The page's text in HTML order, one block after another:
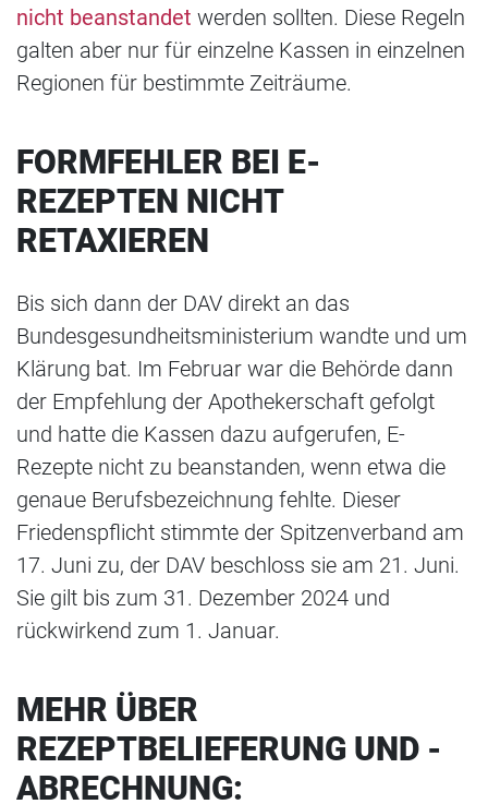
nicht beanstandet werden sollten. Diese Regeln
galten aber nur für einzelne Kassen in einzelnen
Regionen für bestimmte Zeiträume.
FORMFEHLER BEI E-
REZEPTEN NICHT
RETAXIEREN
Bis sich dann der DAV direkt an das
Bundesgesundheitsministerium wandte und um
Klärung bat. Im Februar war die Behörde dann
der Empfehlung der Apothekerschaft gefolgt
und hatte die Kassen dazu aufgerufen, E-
Rezepte nicht zu beanstanden, wenn etwa die
genaue Berufsbezeichnung fehlte. Dieser
Friedenspflicht stimmte der Spitzenverband am
17. Juni zu, der DAV beschloss sie am 21. Juni.
Sie gilt bis zum 31. Dezember 2024 und
rückwirkend zum 1. Januar.
MEHR ÜBER
REZEPTBELIEFERUNG UND -
ABRECHNUNG: